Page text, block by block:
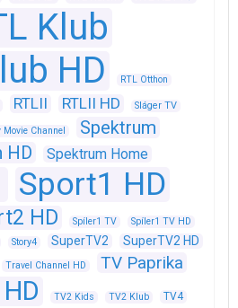
Klub
HD
RTL Otthon
RTLII RTLII HD Sláger TV
Movie Channel
Spektrum
HD
Spektrum Home
Sport1 HD
HD Spíler1 TV
Spíler1 TV HD
Story4 SuperTV2 SuperTV2 HD
Travel Channel HD TV Paprika
TV2 Kids TV2 Klub TV4